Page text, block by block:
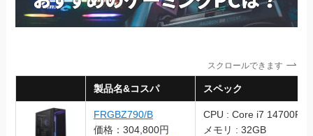
スクロールできます
製品名&コスパ スペック
FRGBZ790/B
価格：304,800円
CPU : Core i7 14700F
メモリ : 32GB